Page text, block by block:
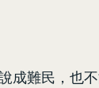
成難民，也